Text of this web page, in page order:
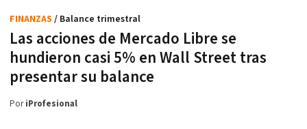
Las acciones de Mercado Libre se
hundieron casi 5% en Wall Street tras
presentar su balance
FINANZAS / Balance trimestral
PoriProfesional